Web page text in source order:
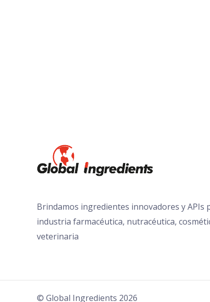
Brindamos ingredientes innovadores y APIs
industria farmacéutica, nutracéutica,
veterinaria
© Global Ingredients 2026